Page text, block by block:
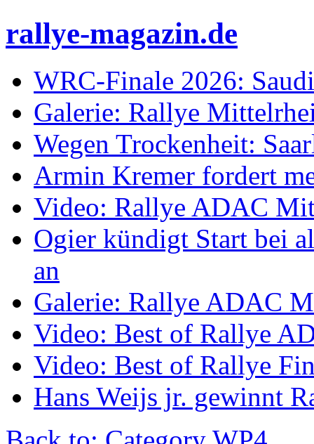
rallye-magazin.de
WRC-Finale 2026:
Galerie: Rallye
Wegen Trockenheit:
Armin Kremer fordert
Video: Rallye ADAC
Ogier kündigt Start bei
an
Galerie: Rallye ADAC
Video: Best of Rallye
Video: Best of Rallye
Hans Weijs jr. gewinnt